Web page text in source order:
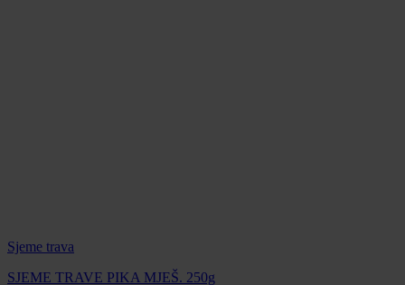
Sjeme trava
SJEME TRAVE PIKA MJEŠ. 250g